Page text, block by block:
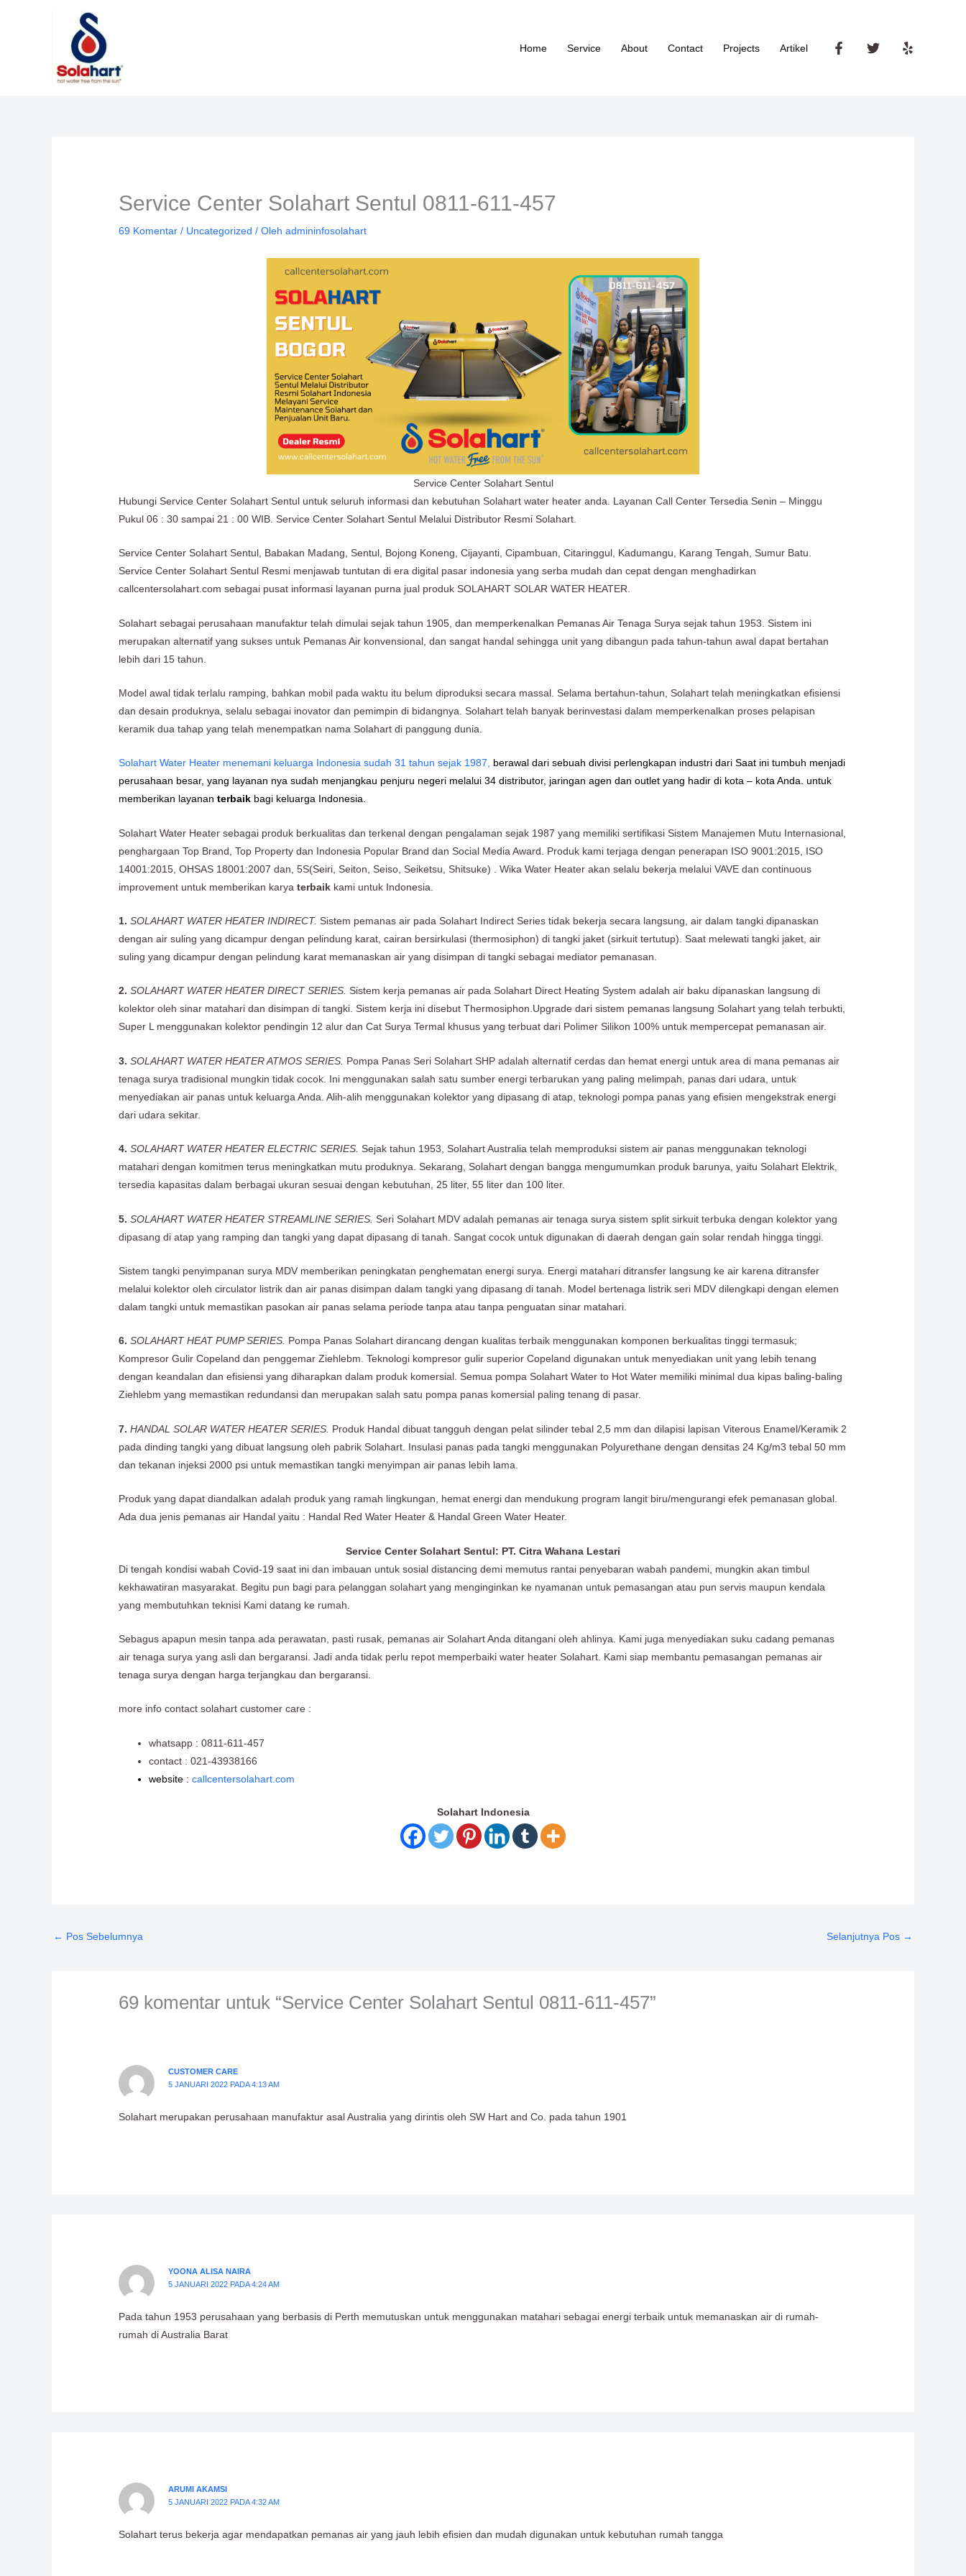
Home Service About Contact Projects Artikel
Service Center Solahart Sentul 0811-611-457
69 Komentar / Uncategorized / Olehadmininfosolahart
Service Center Solahart Sentul
Hubungi Service Center Solahart Sentul untuk seluruh informasi dan kebutuhan Solahart water heater anda. Layanan Call Center Tersedia Senin – Minggu
Pukul 06 : 30 sampai 21 : 00 WIB. Service Center Solahart Sentul Melalui Distributor Resmi Solahart.
Service Center Solahart Sentul, Babakan Madang, Sentul, Bojong Koneng, Cijayanti, Cipambuan, Citaringgul, Kadumangu, Karang Tengah, Sumur Batu.
Service Center Solahart Sentul Resmi menjawab tuntutan di era digital pasar indonesia yang serba mudah dan cepat dengan menghadirkan
callcentersolahart.com sebagai pusat informasi layanan purna jual produk SOLAHART SOLAR WATER HEATER.
Solahart sebagai perusahaan manufaktur telah dimulai sejak tahun 1905, dan memperkenalkan Pemanas Air Tenaga Surya sejak tahun 1953. Sistem ini
merupakan alternatif yang sukses untuk Pemanas Air konvensional, dan sangat handal sehingga unit yang dibangun pada tahun-tahun awal dapat bertahan
lebih dari 15 tahun.
Model awal tidak terlalu ramping, bahkan mobil pada waktu itu belum diproduksi secara massal. Selama bertahun-tahun, Solahart telah meningkatkan efisiensi
dan desain produknya, selalu sebagai inovator dan pemimpin di bidangnya. Solahart telah banyak berinvestasi dalam memperkenalkan proses pelapisan
keramik dua tahap yang telah menempatkan nama Solahart di panggung dunia.
Solahart Water Heater menemani keluarga Indonesia sudah 31 tahun sejak 1987, berawal dari sebuah divisi perlengkapan industri dari Saat ini tumbuh menjadi
perusahaan besar, yang layanan nya sudah menjangkau penjuru negeri melalui 34 distributor, jaringan agen dan outlet yang hadir di kota – kota Anda. untuk
memberikan layananterbaik bagi keluarga Indonesia.
Solahart Water Heater sebagai produk berkualitas dan terkenal dengan pengalaman sejak 1987 yang memiliki sertifikasi Sistem Manajemen Mutu Internasional,
penghargaan Top Brand, Top Property dan Indonesia Popular Brand dan Social Media Award. Produk kami terjaga dengan penerapan ISO 9001:2015, ISO
14001:2015, OHSAS 18001:2007 dan, 5S(Seiri, Seiton, Seiso, Seiketsu, Shitsuke) . Wika Water Heater akan selalu bekerja melalui VAVE dan continuous
improvement untuk memberikan karyaterbaik kami untuk Indonesia.
1. SOLAHART WATER HEATER INDIRECT.Sistem pemanas air pada Solahart Indirect Series tidak bekerja secara langsung, air dalam tangki dipanaskan
dengan air suling yang dicampur dengan pelindung karat, cairan bersirkulasi (thermosiphon) di tangki jaket (sirkuit tertutup). Saat melewati tangki jaket, air
suling yang dicampur dengan pelindung karat memanaskan air yang disimpan di tangki sebagai mediator pemanasan.
2. SOLAHART WATER HEATER DIRECT SERIES. Sistem kerja pemanas air pada Solahart Direct Heating System adalah air baku dipanaskan langsung di
kolektor oleh sinar matahari dan disimpan di tangki. Sistem kerja ini disebut Thermosiphon.Upgrade dari sistem pemanas langsung Solahart yang telah terbukti,
Super L menggunakan kolektor pendingin 12 alur dan Cat Surya Termal khusus yang terbuat dari Polimer Silikon 100% untuk mempercepat pemanasan air.
3. SOLAHART WATER HEATER ATMOS SERIES. Pompa Panas Seri Solahart SHP adalah alternatif cerdas dan hemat energi untuk area di mana pemanas air
tenaga surya tradisional mungkin tidak cocok. Ini menggunakan salah satu sumber energi terbarukan yang paling melimpah, panas dari udara, untuk
menyediakan air panas untuk keluarga Anda. Alih-alih menggunakan kolektor yang dipasang di atap, teknologi pompa panas yang efisien mengekstrak energi
dari udara sekitar.
4. SOLAHART WATER HEATER ELECTRIC SERIES. Sejak tahun 1953, Solahart Australia telah memproduksi sistem air panas menggunakan teknologi
matahari dengan komitmen terus meningkatkan mutu produknya. Sekarang, Solahart dengan bangga mengumumkan produk barunya, yaitu Solahart Elektrik,
tersedia kapasitas dalam berbagai ukuran sesuai dengan kebutuhan, 25 liter, 55 liter dan 100 liter.
5. SOLAHART WATER HEATER STREAMLINE SERIES. Seri Solahart MDV adalah pemanas air tenaga surya sistem split sirkuit terbuka dengan kolektor yang
dipasang di atap yang ramping dan tangki yang dapat dipasang di tanah. Sangat cocok untuk digunakan di daerah dengan gain solar rendah hingga tinggi.
Sistem tangki penyimpanan surya MDV memberikan peningkatan penghematan energi surya. Energi matahari ditransfer langsung ke air karena ditransfer
melalui kolektor oleh circulator listrik dan air panas disimpan dalam tangki yang dipasang di tanah. Model bertenaga listrik seri MDV dilengkapi dengan elemen
dalam tangki untuk memastikan pasokan air panas selama periode tanpa atau tanpa penguatan sinar matahari.
6. SOLAHART HEAT PUMP SERIES. Pompa Panas Solahart dirancang dengan kualitas terbaik menggunakan komponen berkualitas tinggi termasuk;
Kompresor Gulir Copeland dan penggemar Ziehlebm. Teknologi kompresor gulir superior Copeland digunakan untuk menyediakan unit yang lebih tenang
dengan keandalan dan efisiensi yang diharapkan dalam produk komersial. Semua pompa Solahart Water to Hot Water memiliki minimal dua kipas baling-baling
Ziehlebm yang memastikan redundansi dan merupakan salah satu pompa panas komersial paling tenang di pasar.
7. HANDAL SOLAR WATER HEATER SERIES. Produk Handal dibuat tangguh dengan pelat silinder tebal 2,5 mm dan dilapisi lapisan Viterous Enamel/Keramik 2
pada dinding tangki yang dibuat langsung oleh pabrik Solahart. Insulasi panas pada tangki menggunakan Polyurethane dengan densitas 24 Kg/m3 tebal 50 mm
dan tekanan injeksi 2000 psi untuk memastikan tangki menyimpan air panas lebih lama.
Produk yang dapat diandalkan adalah produk yang ramah lingkungan, hemat energi dan mendukung program langit biru/mengurangi efek pemanasan global.
Ada dua jenis pemanas air Handal yaitu : Handal Red Water Heater & Handal Green Water Heater.
Service Center Solahart Sentul: PT. Citra Wahana Lestari
Di tengah kondisi wabah Covid-19 saat ini dan imbauan untuk sosial distancing demi memutus rantai penyebaran wabah pandemi, mungkin akan timbul
kekhawatiran masyarakat. Begitu pun bagi para pelanggan solahart yang menginginkan ke nyamanan untuk pemasangan atau pun servis maupun kendala
yang membutuhkan teknisi Kami datang ke rumah.
Sebagus apapun mesin tanpa ada perawatan, pasti rusak, pemanas air Solahart Anda ditangani oleh ahlinya. Kami juga menyediakan suku cadang pemanas
air tenaga surya yang asli dan bergaransi. Jadi anda tidak perlu repot memperbaiki water heater Solahart. Kami siap membantu pemasangan pemanas air
tenaga surya dengan harga terjangkau dan bergaransi.
more info contact solahart customer care :
whatsapp : 0811-611-457
contact : 021-43938166
website :callcentersolahart.com
Solahart Indonesia
← Pos Sebelumnya Selanjutnya Pos →
69 komentar untuk “Service Center Solahart Sentul 0811-611-457”
CUSTOMER CARE
5 JANUARI 2022 PADA 4:13 AM
Solahart merupakan perusahaan manufaktur asal Australia yang dirintis oleh SW Hart and Co. pada tahun 1901
YOONA ALISA NAIRA
5 JANUARI 2022 PADA 4:24 AM
Pada tahun 1953 perusahaan yang berbasis di Perth memutuskan untuk menggunakan matahari sebagai energi terbaik untuk memanaskan air di rumah-
rumah di Australia Barat
ARUMI AKAMSI
5 JANUARI 2022 PADA 4:32 AM
Solahart terus bekerja agar mendapatkan pemanas air yang jauh lebih efisien dan mudah digunakan untuk kebutuhan rumah tangga